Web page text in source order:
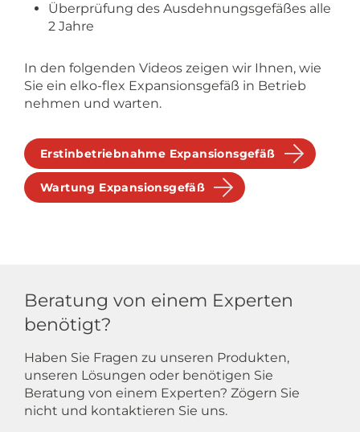
Überprüfung des Ausdehnungsgefäßes alle
2 Jahre
In den folgenden Videos zeigen wir Ihnen, wie
Sie ein elko-flex Expansionsgefäß in Betrieb
nehmen und warten.
Erstinbetriebnahme Expansionsgefäß
Wartung Expansionsgefäß
Beratung von einem Experten
benötigt?
Haben Sie Fragen zu unseren Produkten,
unseren Lösungen oder benötigen Sie
Beratung von einem Experten? Zögern Sie
nicht und kontaktieren Sie uns.